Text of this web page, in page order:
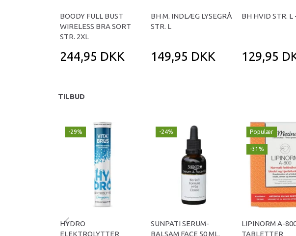
BOODY FULL BUST
WIRELESS BRA SORT
STR. 2XL
244,95 DKK
BH M. INDLÆG LYSEGRÅ
STR. L
149,95 DKK
BH HVID STR. L
129,95
TILBUD
-29%
HYDRO
ELEKTROLYTTER
-24%
SUNPATI SERUM-
BALSAM FACE 50 ML.
Populær
-31%
LIPINORM A-
TABLETTER